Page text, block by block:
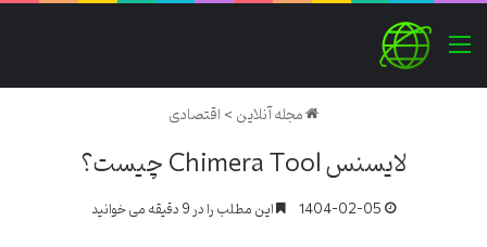
منو
مجله آنلاین>اقتصادی
لایسنس Chimera Tool چیست؟
1404-02-05 این مطلب را در 9 دقیقه می خوانید